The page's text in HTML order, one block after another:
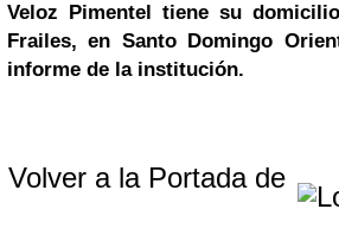
Veloz Pimentel tiene su
Frailes, en Santo Domingo
informe de la institución.
Volver a la Portada de